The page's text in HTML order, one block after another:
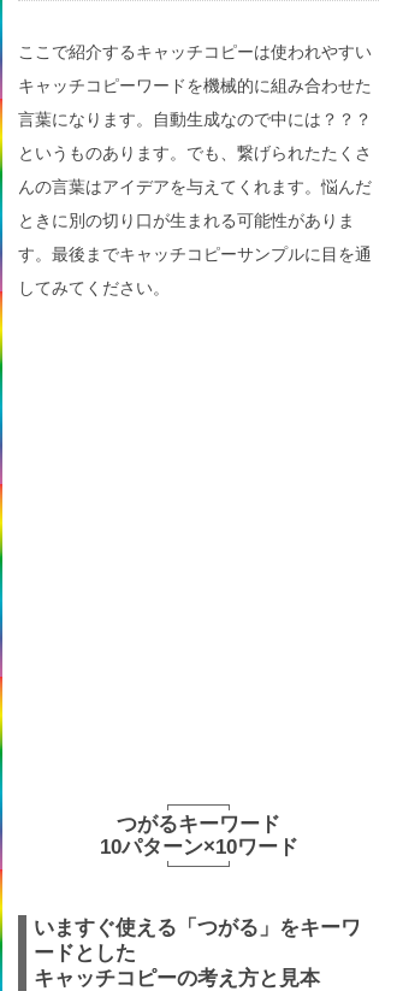
ここで紹介するキャッチコピーは使われやすい
キャッチコピーワードを機械的に組み合わせた
言葉になります。自動生成なので中には？？？
というものあります。でも、繋げられたたくさ
んの言葉はアイデアを与えてくれます。悩んだ
ときに別の切り口が生まれる可能性がありま
す。最後までキャッチコピーサンプルに目を通
してみてください。
つがるキーワード
10パターン×10ワード
いますぐ使える「つがる」をキーワ
ードとした
キャッチコピーの考え方と見本